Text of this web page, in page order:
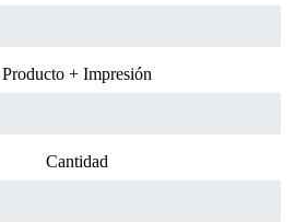
Producto + Impresión
Cantidad